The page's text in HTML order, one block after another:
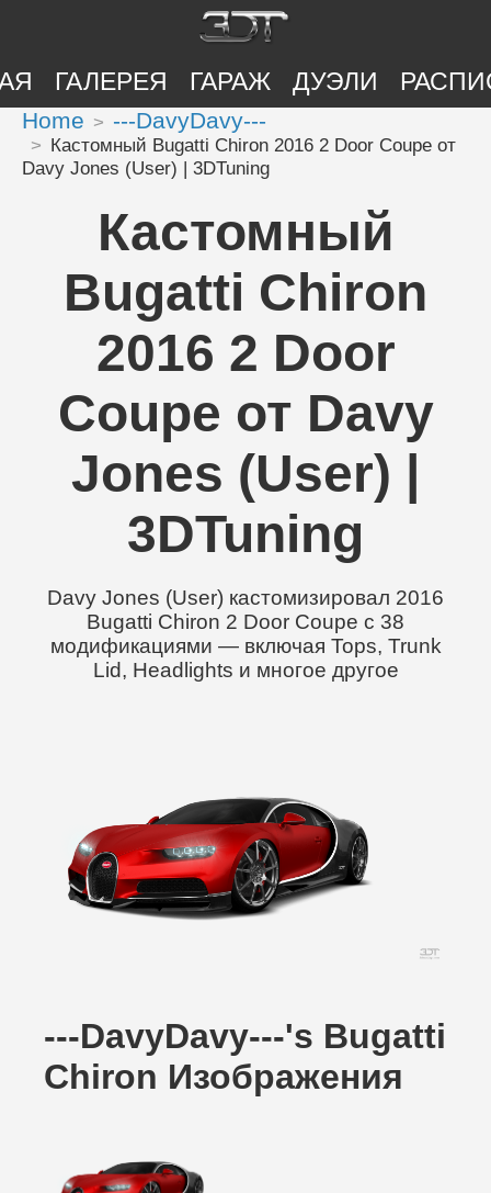
ГАЛЕРЕЯ ГАРАЖ ДУЭЛИ
Home ---DavyDavy---
Кастомный Bugatti Chiron 2016 2 Door Coupe от
Davy Jones (User) | 3DTuning
Кастомный
Bugatti Chiron
2016 2 Door
Coupe от Davy
Jones (User) |
3DTuning
Davy Jones (User) кастомизировал 2016
Bugatti Chiron 2 Door Coupe с 38
модификациями — включая Tops, Trunk
Lid, Headlights и многое другое
---DavyDavy---'s Bugatti
Chiron Изображения